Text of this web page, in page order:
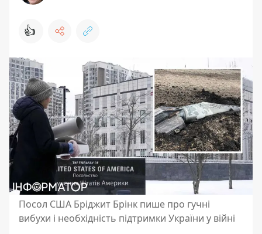
👍
Посол США Бріджит Брінк пише про гучні
вибухи і необхідність підтримки України у війні